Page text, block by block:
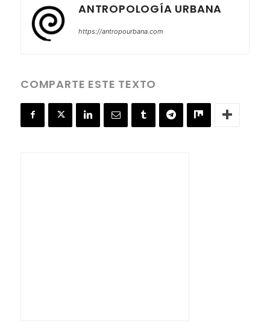
ANTROPOLOGÍA URBANA
https://antropourbana.com
COMPARTE ESTE TEXTO